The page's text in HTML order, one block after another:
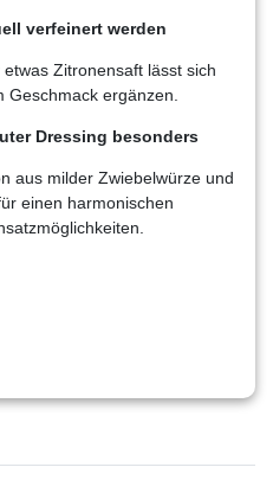
verfeinert werden
Zitronensaft lässt sich
ergänzen.
Dressing besonders
aus milder Zwiebelwürze und
einen harmonischen